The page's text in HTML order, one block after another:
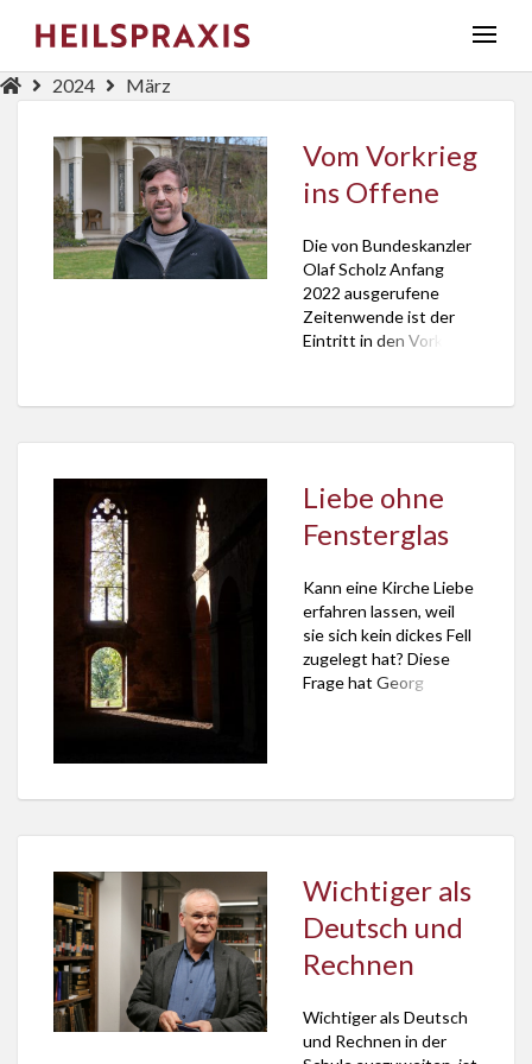
2024 März
Vom Vorkrieg
ins Offene
Die von Bundeskanzler
Olaf Scholz Anfang
2022 ausgerufene
Zeitenwende ist der
Eintritt in den Vorkrieg.
und Theologe Stefan
Autor deckt auf, wie
überhaupt nicht neu,
sondern gängig die
Logik der von Scholz
ausgerufenen
militärischen Stärke ist
und auch früher schon
war […]
Liebe ohne
Fensterglas
Kann eine Kirche Liebe
erfahren lassen, weil
sie sich kein dickes Fell
zugelegt hat? Diese
Frage hat Georg
in den “Gedanken zum
Motto “Liebe ohne
Fensterglas” hier lesen.
Den Beitrag hören. Die
Redaktion hat […]
Wichtiger als
Deutsch und
Rechnen
Wichtiger als Deutsch
und Rechnen in der